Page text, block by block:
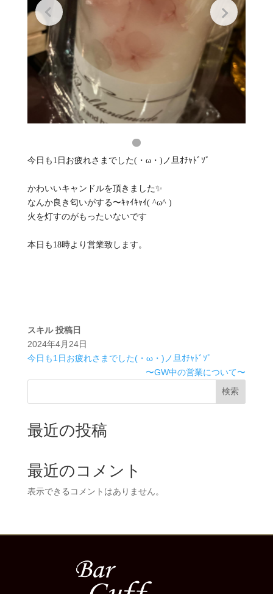
今日も1日お疲れさまでした(・ω・)ノ旦ｵﾁｬﾄﾞｿﾞ
かわいいキャンドルを頂きました️✨
なんか良き匂いがする〜ｷｬｲｷｬｲ( ^ω^ )
火を灯すのがもったいないです
本日も18時より営業致します。
スキル 投稿日
2024年4月24日
今日も1日お疲れさまでした(・ω・)ノ旦ｵﾁｬﾄﾞｿﾞ
〜GW中の営業について〜
検索
最近の投稿
最近のコメント
表示できるコメントはありません。